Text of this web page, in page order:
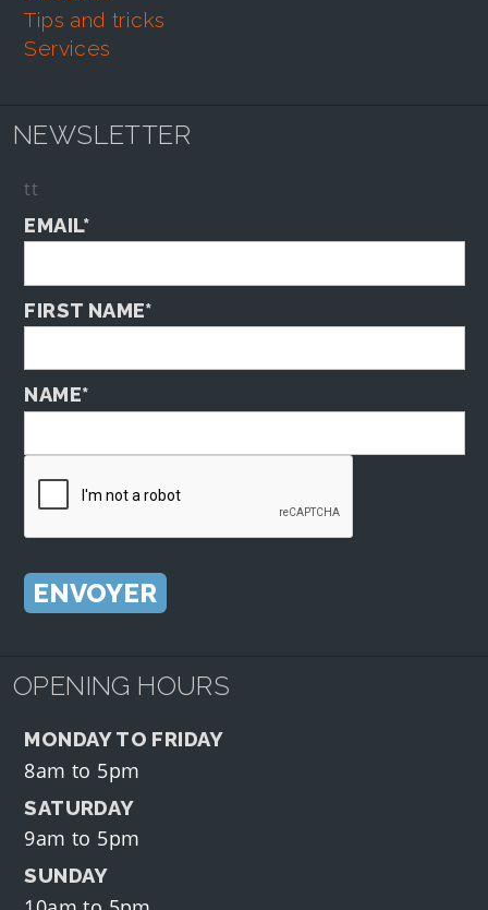
tips and tricks
services
NEWSLETTER
tt
EMAIL*
FIRST NAME*
NAME*
OPENING HOURS
MONDAY TO FRIDAY
8am to 5pm
SATURDAY
9am to 5pm
SUNDAY